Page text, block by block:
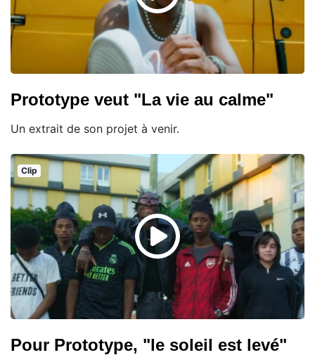
Prototype veut "La vie au calme"
Un extrait de son projet à venir.
Clip
Pour Prototype, "le soleil est levé"